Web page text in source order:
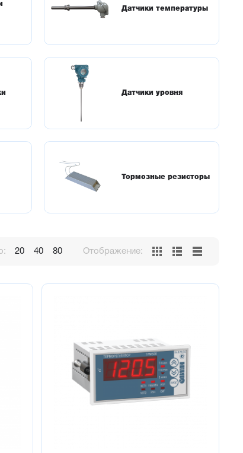
Датчики температуры
Датчики уровня
Тормозные резисторы
20 40 80 Отображение: